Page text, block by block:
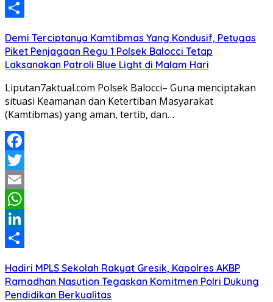
LinkedIn
Demi Terciptanya Kamtibmas Yang Kondusif, Petugas
Piket Penjagaan Regu 1 Polsek Balocci Tetap
Laksanakan Patroli Blue Light di Malam Hari
Liputan7aktual.com Polsek Balocci– Guna menciptakan
situasi Keamanan dan Ketertiban Masyarakat
(Kamtibmas) yang aman, tertib, dan…
Facebook
Twitter
Email
WhatsApp
LinkedIn
Hadiri MPLS Sekolah Rakyat Gresik, Kapolres AKBP
Ramadhan Nasution Tegaskan Komitmen Polri Dukung
Pendidikan Berkualitas